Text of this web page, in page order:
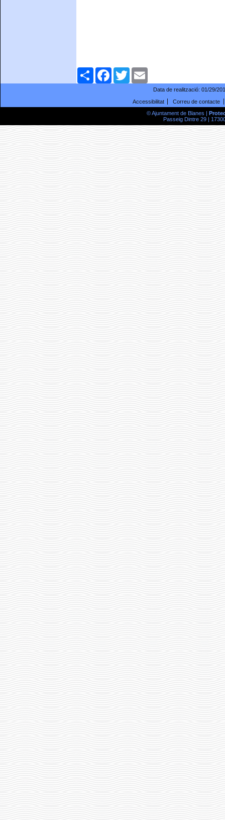
ComparteixFacebookTwitter
Data de realització: 01/29/
Accessibilitat
Correu de contacte
© Ajuntament de Blanes |
Passeig Dintre 29 |